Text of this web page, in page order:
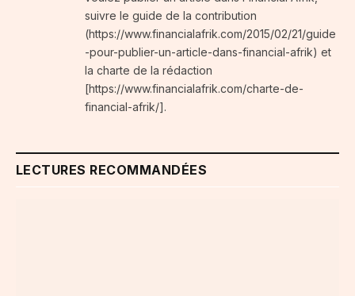
suivre le guide de la contribution
(https://www.financialafrik.com/2015/02/21/guide
-pour-publier-un-article-dans-financial-afrik) et
la charte de la rédaction
[https://www.financialafrik.com/charte-de-
financial-afrik/].
LECTURES RECOMMANDÉES